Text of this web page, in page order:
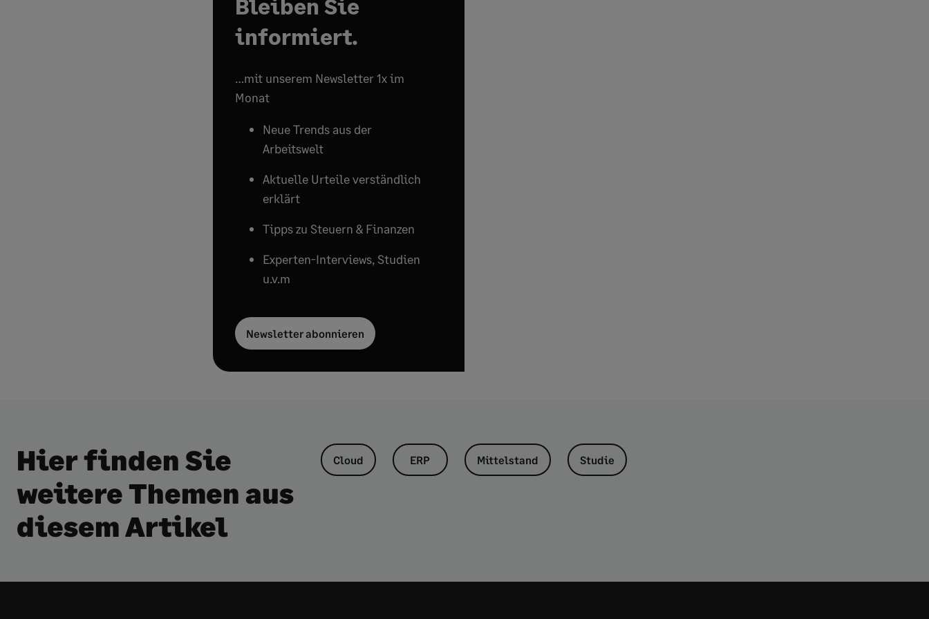
Bleiben Sie
informiert.
…mit unserem Newsletter 1x im
Monat
Neue Trends aus der
Arbeitswelt
Aktuelle Urteile verständlich
erklärt
Tipps zu Steuern & Finanzen
Experten-Interviews, Studien
u.v.m
Newsletter abonnieren
Hier finden Sie
weitere Themen aus
diesem Artikel
Cloud ERP Mittelstand Studie